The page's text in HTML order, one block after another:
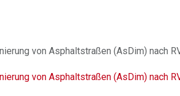
von Asphaltstraßen (AsDim) nach
von Asphaltstraßen (AsDim) nach